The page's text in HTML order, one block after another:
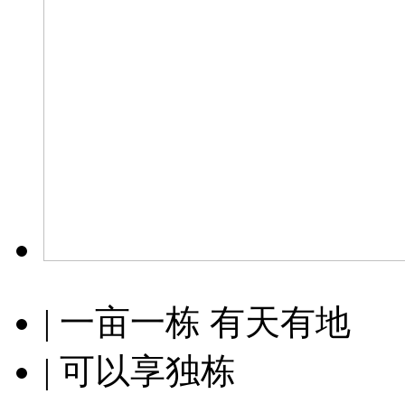
| 一亩一栋 有天有地
| 可以享独栋